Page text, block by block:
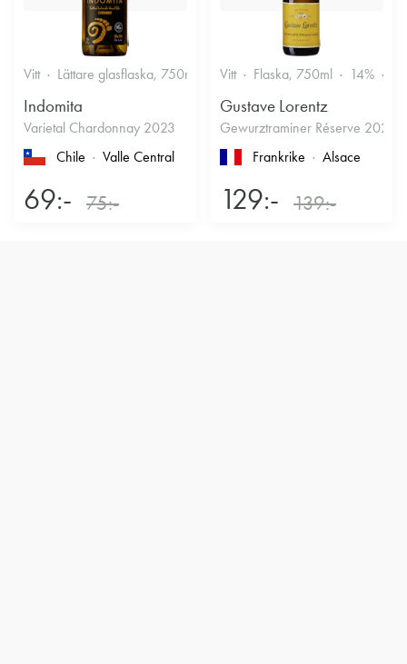
Vitt Lättare glasflaska, 750ml 12.5% Friskt & Fruktigt
Indomita
Varietal Chardonnay 2023
Chile
Valle Central
69:- 75:-
Vitt Flaska, 750ml 14%
Gustave Lorentz
Gewurztraminer Réserve 2025
Frankrike
Alsace
129:- 139:-